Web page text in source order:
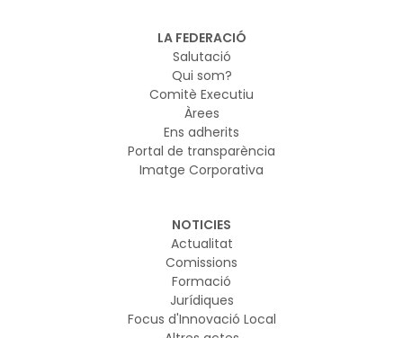
vol garantir que els nous models d’IA es desenvolupin i
s’utilitzin de manera segura
LA FEDERACIÓ
Salutació
Qui som?
Comitè Executiu
Àrees
Ens adherits
Portal de transparència
Imatge Corporativa
NOTICIES
Actualitat
Comissions
Formació
Jurídiques
Focus d'Innovació Local